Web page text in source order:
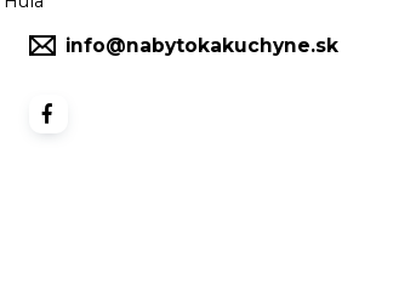
info@nabytokakuchyne.sk